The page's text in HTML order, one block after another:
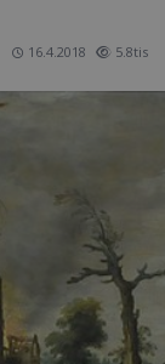
16.4.2018 5.8tis